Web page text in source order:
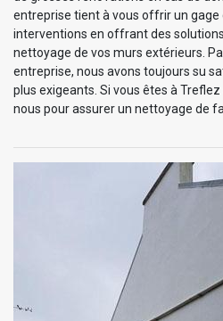
entreprise tient à vous offrir un gage
interventions en offrant des
nettoyage de vos murs extérieurs.
entreprise, nous avons toujours su
plus exigeants. Si vous êtes à
nous pour assurer un nettoyage de